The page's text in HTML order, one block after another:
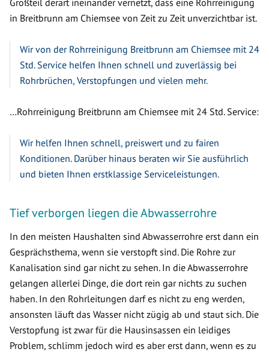
Großteil derart ineinander vernetzt, dass eine Rohrreinigung
in Breitbrunn am Chiemsee von Zeit zu Zeit unverzichtbar ist.
Wir von der Rohrreinigung Breitbrunn am Chiemsee mit 24
Std. Service helfen Ihnen schnell und zuverlässig bei
Rohrbrüchen, Verstopfungen und vielen mehr.
…Rohrreinigung Breitbrunn am Chiemsee mit 24 Std. Service:
Wir helfen Ihnen schnell, preiswert und zu fairen
Konditionen. Darüber hinaus beraten wir Sie ausführlich
und bieten Ihnen erstklassige Serviceleistungen.
Tief verborgen liegen die Abwasserrohre
In den meisten Haushalten sind Abwasserrohre erst dann ein
Gesprächsthema, wenn sie verstopft sind. Die Rohre zur
Kanalisation sind gar nicht zu sehen. In die Abwasserrohre
gelangen allerlei Dinge, die dort rein gar nichts zu suchen
haben. In den Rohrleitungen darf es nicht zu eng werden,
ansonsten läuft das Wasser nicht zügig ab und staut sich. Die
Verstopfung ist zwar für die Hausinsassen ein leidiges
Problem, schlimm jedoch wird es aber erst dann, wenn es zu